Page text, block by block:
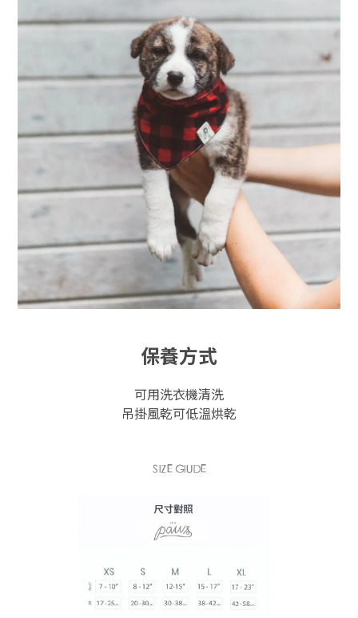
保養方式
可用洗衣機清洗
吊掛風乾可低溫烘乾